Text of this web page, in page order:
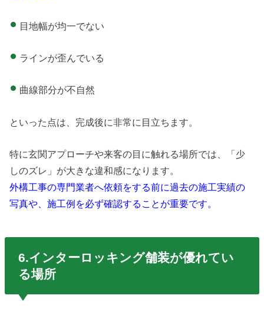
目地幅が均一でない
ラインが歪んでいる
曲線部分が不自然
といった点は、完成後に非常に目立ちます。
特に玄関アプローチや来客の目に触れる場所では、「少
しのズレ」が大きな違和感になります。
外構工事の専門業者へ依頼をする前に過去の施工実績の
写真や、施工例を必ず確認することが重要です。
6.インターロッキング舗装が優れてい
る場所